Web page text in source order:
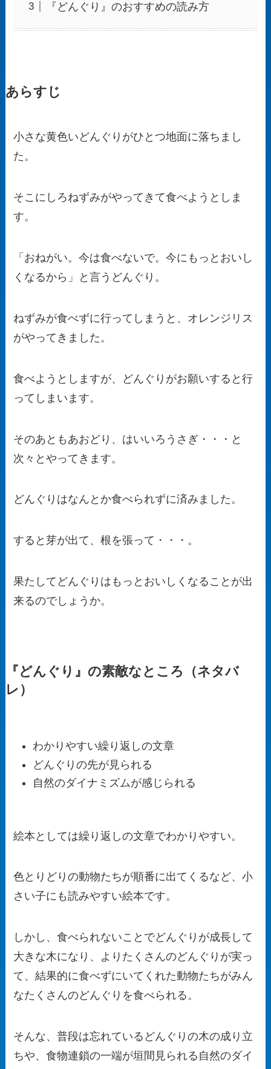
『どんぐり』のおすすめの読み方
あらすじ
小さな黄色いどんぐりがひとつ地面に落ちまし
た。
そこにしろねずみがやってきて食べようとしま
す。
「おねがい。今は食べないで。今にもっとおいし
くなるから」と言うどんぐり。
ねずみが食べずに行ってしまうと、オレンジリス
がやってきました。
食べようとしますが、どんぐりがお願いすると行
ってしまいます。
そのあともあおどり、はいいろうさぎ・・・と
次々とやってきます。
どんぐりはなんとか食べられずに済みました。
すると芽が出て、根を張って・・・。
果たしてどんぐりはもっとおいしくなることが出
来るのでしょうか。
『どんぐり』の素敵なところ（ネタバ
レ）
わかりやすい繰り返しの文章
どんぐりの先が見られる
自然のダイナミズムが感じられる
絵本としては繰り返しの文章でわかりやすい。
色とりどりの動物たちが順番に出てくるなど、小
さい子にも読みやすい絵本です。
しかし、食べられないことでどんぐりが成長して
大きな木になり、よりたくさんのどんぐりが実っ
て、結果的に食べずにいてくれた動物たちがみん
なたくさんのどんぐりを食べられる。
そんな、普段は忘れているどんぐりの木の成り立
ちや、食物連鎖の一端が垣間見られる自然のダイ